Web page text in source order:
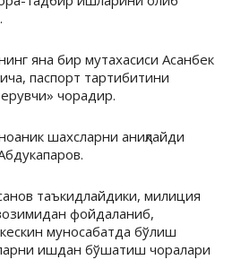
яна бир мутахасиси Асанбек
паспорт тартибитини
чорадир.
шахсларни аниқлайди
таъкидлайдики, милиция
фойдаланиб,
муносабатда бўлиш
ишдан бўшатиш чоралари